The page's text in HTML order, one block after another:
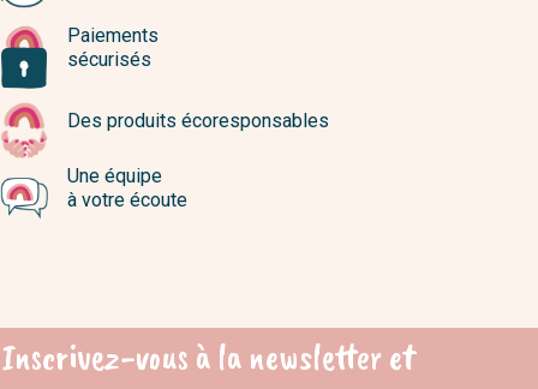
Paiements
sécurisés
Des produits écoresponsables
Une équipe
à votre écoute
Inscrivez-vous à la newsletter et